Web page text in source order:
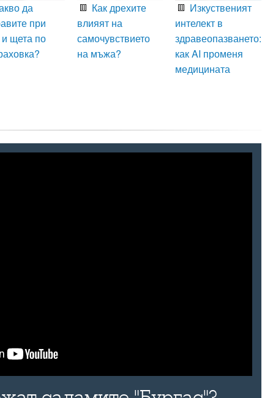
да
при
щета по
Как дрехите
влияят на
самочувствието
на мъжа?
Изкуственият
интелект в
здравеопазването:
как AI променя
медицината